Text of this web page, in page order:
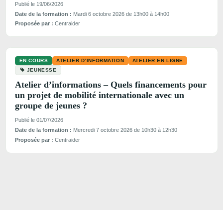
Publié le 19/06/2026
Date de la formation : Mardi 6 octobre 2026 de 13h00 à 14h00
Proposée par : Centraider
EN COURS ATELIER D’INFORMATION
ATELIER EN LIGNE
JEUNESSE
Atelier d’informations – Quels financements pour
un projet de mobilité internationale avec un
groupe de jeunes ?
Publié le 01/07/2026
Date de la formation : Mercredi 7 octobre 2026 de 10h30 à 12h30
Proposée par : Centraider